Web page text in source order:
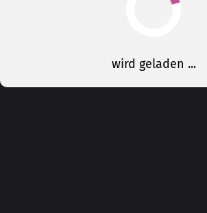
wird geladen ...